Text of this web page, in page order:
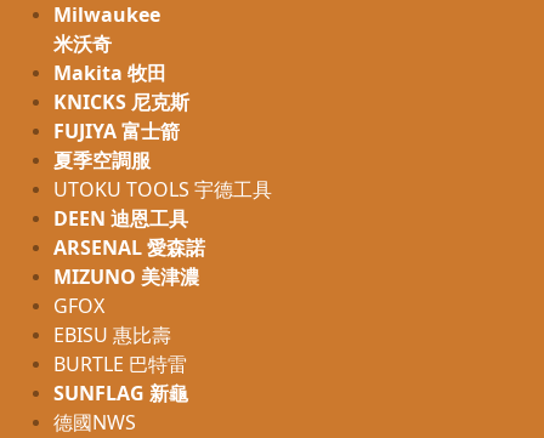
Milwaukee
米沃奇
Makita 牧田
KNICKS 尼克斯
FUJIYA 富士箭
夏季空調服
UTOKU TOOLS 宇德工具
DEEN 迪恩工具
ARSENAL 愛森諾
MIZUNO 美津濃
GFOX
EBISU 惠比壽
BURTLE 巴特雷
SUNFLAG 新龜
德國NWS